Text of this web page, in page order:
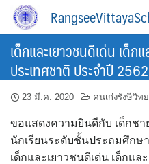
Skip
content
เด็กและเยาวชนดีเด่น เด็ก
ประเทศชาติ ประจำปี 2562
23 มี.ค. 2020 คนเก่งรังษีวิท
ขอแสดงความยินดีกับ เด็ก
นักเรียนระดับชั้นประถมศึกษ
เด็กและเยาวชนดีเด่น เด็กแล